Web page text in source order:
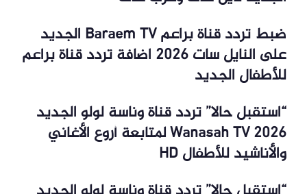
ضبط تردد قناة براعم Baraem TV الجديد
على النايل سات 2026 اضافة تردد قناة براعم
للأطفال الجديد
“استقبل حالا” تردد قناة وناسة لولو الجديد
2026 Wanasah TV لمتابعة أروع الأغاني
والأناشيد للأطفال HD